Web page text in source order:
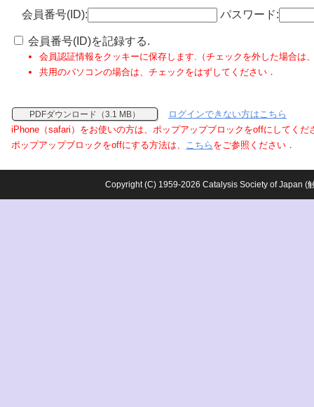
会員番号(ID): パスワード:
会員番号(ID)を記録する.
会員認証情報をクッキーに保存します.（チェックを外した場合は
共用のパソコンの場合は、チェックをはずしてください．
PDFダウンロード（3.1 MB）
ログインできない方はこちら
iPhone（safari）をお使いの方は、ポップアップブロックをoffにしてくだ
ポップアップブロックをoffにする方法は、 こちら をご参照ください．
Copyright (C) 1959-2026 Catalysis Society of Japan (